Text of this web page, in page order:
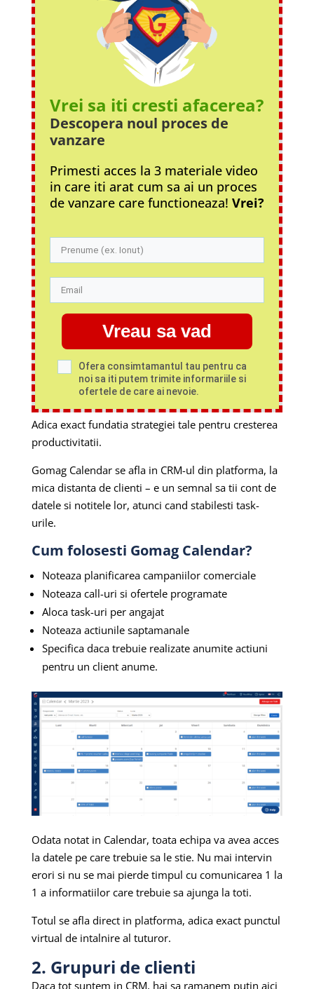
Vrei sa iti cresti afacerea?
Descopera noul procesde
vanzare
Primesti acces la 3 materiale video
in care iti arat cum sa ai un proces
de vanzare care functioneaza! Vrei?
Vreau sa vad
Ofera consimtamantul tau pentru ca
noi sa iti putem trimite informariile si
ofertele de care ai nevoie.
Adica exact fundatia strategiei tale pentru cresterea
productivitatii.
Gomag Calendar se afla in CRM-ul din platforma, la
mica distanta de clienti – e un semnal sa tii cont de
datele si notitele lor, atunci cand stabilesti task-
urile.
Cum folosesti Gomag Calendar?
Noteaza planificarea campaniilor comerciale
Noteaza call-uri si ofertele programate
Aloca task-uri per angajat
Noteaza actiunile saptamanale
Specifica daca trebuie realizate anumite actiuni
pentru un client anume.
Odata notat in Calendar, toata echipa va avea acces
la datele pe care trebuie sa le stie. Nu mai intervin
erori si nu se mai pierde timpul cu comunicarea 1 la
1 a informatiilor care trebuie sa ajunga la toti.
Totul se afla direct in platforma, adica exact punctul
virtual de intalnire al tuturor.
2. Grupuri de clienti
Daca tot suntem in CRM, hai sa ramanem putin aici